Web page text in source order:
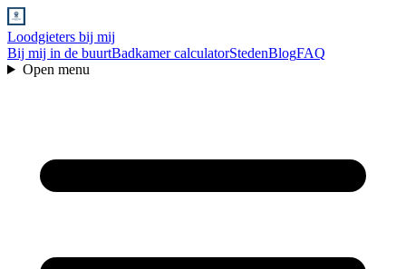
Loodgieters bij mij
Bij mij in de buurtBadkamer calculatorStedenBlogFAQ
Open menu